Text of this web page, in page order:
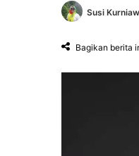
Susi
Bagikan berita